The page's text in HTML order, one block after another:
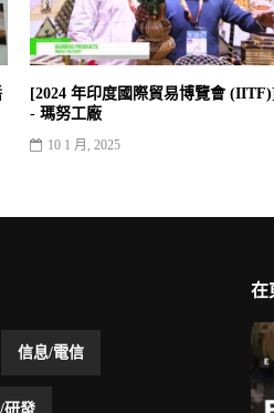
[2024 年印度國際貿易博覽會
- 瑪努工廠
10 1 月, 2025
信息/電信
研發
在